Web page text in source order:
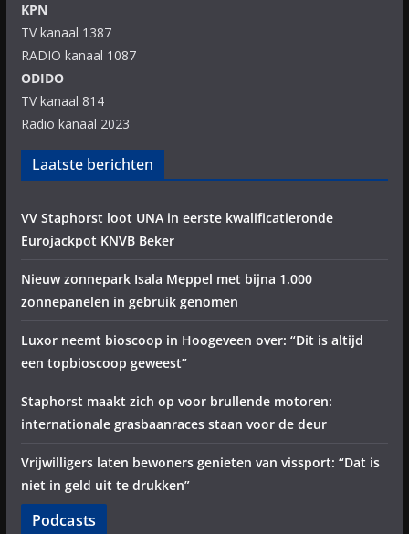
KPN
TV kanaal 1387
RADIO kanaal 1087
ODIDO
TV kanaal 814
Radio kanaal 2023
Laatste berichten
VV Staphorst loot UNA in eerste kwalificatieronde
Eurojackpot KNVB Beker
Nieuw zonnepark Isala Meppel met bijna 1.000
zonnepanelen in gebruik genomen
Luxor neemt bioscoop in Hoogeveen over: “Dit is altijd
een topbioscoop geweest”
Staphorst maakt zich op voor brullende motoren:
internationale grasbaanraces staan voor de deur
Vrijwilligers laten bewoners genieten van vissport: “Dat is
niet in geld uit te drukken”
Podcasts